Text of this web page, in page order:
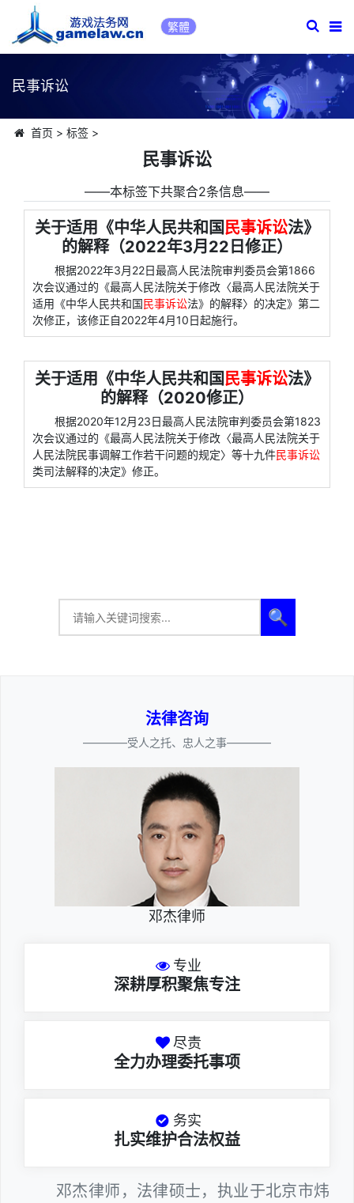
繁體
民事诉讼
首页 > 标签>
民事诉讼
――本标签下共聚合2条信息――
关于适用《中华人民共和国民事诉讼法》
的解释（2022年3月22日修正）
根据2022年3月22日最高人民法院审判委员会第1866
次会议通过的《最高人民法院关于修改〈最高人民法院关于
适用《中华人民共和国民事诉讼法》的解释〉的决定》第二
次修正，该修正自2022年4月10日起施行。
关于适用《中华人民共和国民事诉讼法》
的解释（2020修正）
根据2020年12月23日最高人民法院审判委员会第1823
次会议通过的《最高人民法院关于修改〈最高人民法院关于
人民法院民事调解工作若干问题的规定〉等十九件民事诉讼
类司法解释的决定》修正。
🔍
法律咨询
————受人之托、忠人之事————
邓杰律师
专业
深耕厚积聚焦专注
尽责
全力办理委托事项
务实
扎实维护合法权益
邓杰律师，法律硕士，执业于北京市炜